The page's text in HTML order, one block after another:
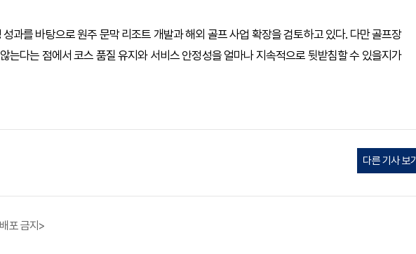
과를 바탕으로 원주 문막 리조트 개발과 해외 골프 사업 확장을 검토하고 있다. 다만 골프장
는다는 점에서 코스 품질 유지와 서비스 안정성을 얼마나 지속적으로 뒷받침할 수 있을지가
다른 기사 보기
포 금지>